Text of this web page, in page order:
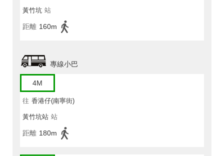
黃竹坑 站
距離 160m
專線小巴
4M
往 香港仔(南寧街)
黃竹坑站 站
距離 180m